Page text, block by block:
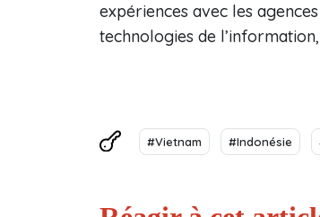
expériences avec les
technologies de
#Vietnam #Indonésie